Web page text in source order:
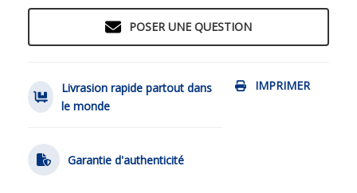
POSER UNE QUESTION
IMPRIMER
Livrasion rapide partout dans
le monde
Garantie d'authenticité